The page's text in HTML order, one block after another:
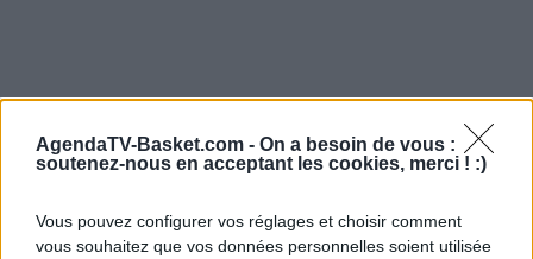
AgendaTV-Basket.com - On a besoin de vous :
soutenez-nous en acceptant les cookies, merci ! :)
Vous pouvez configurer vos réglages et choisir comment
vous souhaitez que vos données personnelles soient utilisée